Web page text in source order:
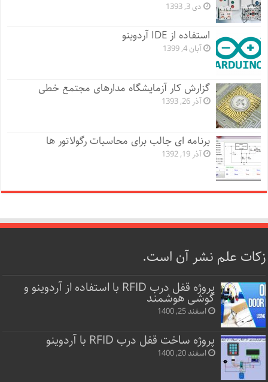
دی 3, 1393
استفاده از IDE آردوینو
آبان 4, 1399
گزارش کار آزمایشگاه مدارهای مجتمع خطی
آذر 26, 1393
برنامه ای جالب برای محاسبات رگولاتور ها
آذر 19, 1392
زکات علم نشر آن است.
پروژه قفل‌ درب RFID با استفاده از آردوینو و
گوشی هوشمند
اسفند 25, 1400
پروژه ساخت قفل‌ درب RFID با آردوینو
اسفند 20, 1400